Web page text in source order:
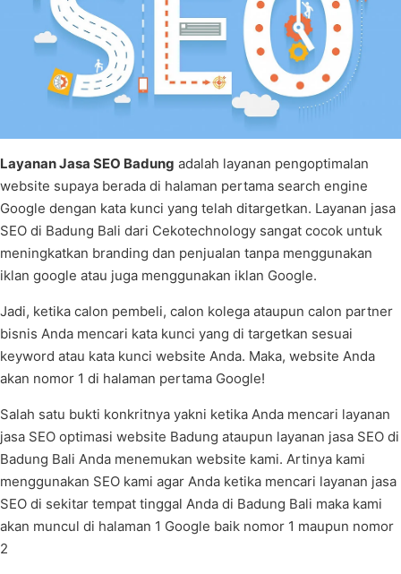
Layanan Jasa SEO Badung adalah layanan pengoptimalan
website supaya berada di halaman pertama search engine
Google dengan kata kunci yang telah ditargetkan. Layanan jasa
SEO di Badung Bali dari Cekotechnology sangat cocok untuk
meningkatkan branding dan penjualan tanpa menggunakan
iklan google atau juga menggunakan iklan Google.
Jadi, ketika calon pembeli, calon kolega ataupun calon partner
bisnis Anda mencari kata kunci yang di targetkan sesuai
keyword atau kata kunci website Anda. Maka, website Anda
akan nomor 1 di halaman pertama Google!
Salah satu bukti konkritnya yakni ketika Anda mencari layanan
jasa SEO optimasi website Badung ataupun layanan jasa SEO di
Badung Bali Anda menemukan website kami. Artinya kami
menggunakan SEO kami agar Anda ketika mencari layanan jasa
SEO di sekitar tempat tinggal Anda di Badung Bali maka kami
akan muncul di halaman 1 Google baik nomor 1 maupun nomor
2